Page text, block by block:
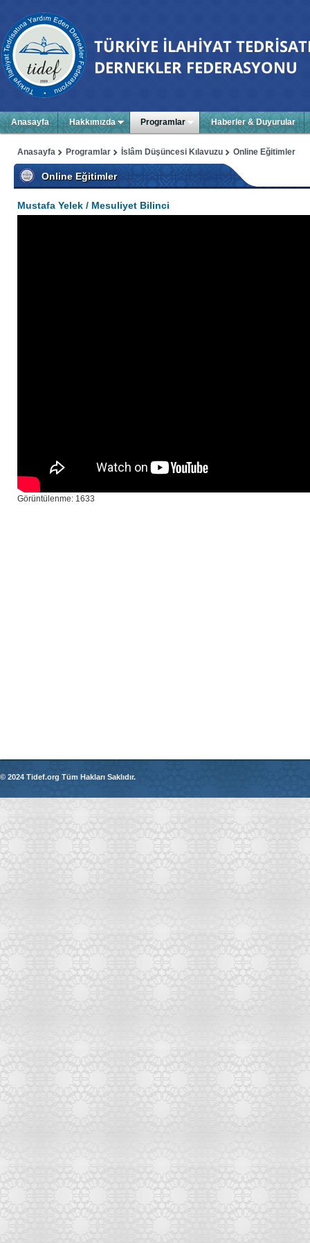
Anasayfa Hakkımızda Programlar Haberler & Duyurular
Online Eğitimler
İslâm Düşüncesi Kılavuzu
Programlar
Anasayfa
Online Eğitimler
Mustafa Yelek / Mesuliyet Bilinci
Görüntülenme: 1633
© 2024 Tidef.org Tüm Hakları Saklıdır.